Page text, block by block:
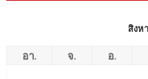
สิงห
อา. จ. อ.